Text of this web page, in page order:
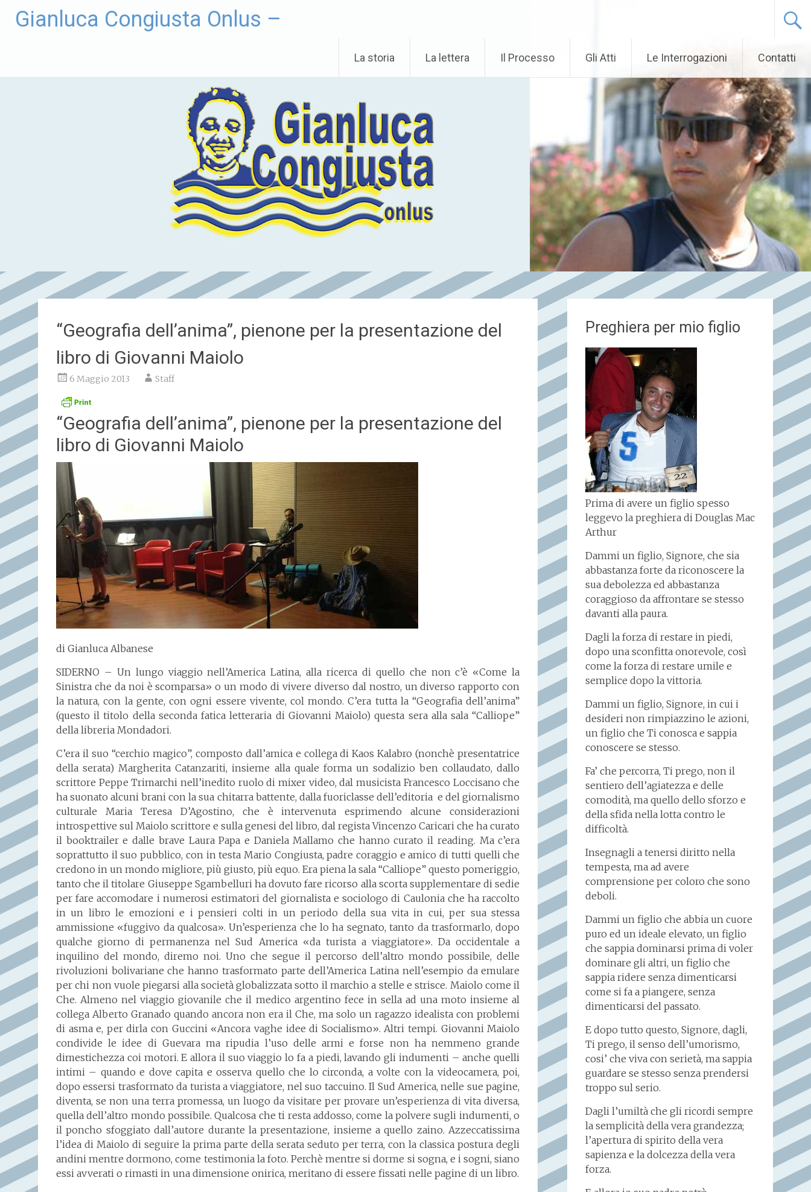
Gianluca Congiusta Onlus –
La storia La lettera Il Processo Gli Atti Le Interrogazioni Contatti
“Geografia dell’anima”, pienone per la presentazione del
libro di Giovanni Maiolo
6 Maggio 2013 Staff
“Geografia dell’anima”, pienone per la presentazione del
libro di Giovanni Maiolo
di Gianluca Albanese
SIDERNO – Un lungo viaggio nell’America Latina, alla ricerca di quello che non c’è «Come la
Sinistra che da noi è scomparsa» o un modo di vivere diverso dal nostro, un diverso rapporto con
la natura, con la gente, con ogni essere vivente, col mondo. C’era tutta la “Geografia dell’anima”
(questo il titolo della seconda fatica letteraria di Giovanni Maiolo) questa sera alla sala “Calliope”
della libreria Mondadori.
C’era il suo “cerchio magico”, composto dall’amica e collega di Kaos Kalabro (nonchè presentatrice
della serata) Margherita Catanzariti, insieme alla quale forma un sodalizio ben collaudato, dallo
scrittore Peppe Trimarchi nell’inedito ruolo di mixer video, dal musicista Francesco Loccisano che
ha suonato alcuni brani con la sua chitarra battente, dalla fuoriclasse dell’editoria e del giornalismo
culturale Maria Teresa D’Agostino, che è intervenuta esprimendo alcune considerazioni
introspettive sul Maiolo scrittore e sulla genesi del libro, dal regista Vincenzo Caricari che ha curato
il booktrailer e dalle brave Laura Papa e Daniela Mallamo che hanno curato il reading. Ma c’era
soprattutto il suo pubblico, con in testa Mario Congiusta, padre coraggio e amico di tutti quelli che
credono in un mondo migliore, più giusto, più equo. Era piena la sala “Calliope” questo pomeriggio,
tanto che il titolare Giuseppe Sgambelluri ha dovuto fare ricorso alla scorta supplementare di sedie
per fare accomodare i numerosi estimatori del giornalista e sociologo di Caulonia che ha raccolto
in un libro le emozioni e i pensieri colti in un periodo della sua vita in cui, per sua stessa
ammissione «fuggivo da qualcosa». Un’esperienza che lo ha segnato, tanto da trasformarlo, dopo
qualche giorno di permanenza nel Sud America «da turista a viaggiatore». Da occidentale a
inquilino del mondo, diremo noi. Uno che segue il percorso dell’altro mondo possibile, delle
rivoluzioni bolivariane che hanno trasformato parte dell’America Latina nell’esempio da emulare
per chi non vuole piegarsi alla società globalizzata sotto il marchio a stelle e strisce. Maiolo come il
Che. Almeno nel viaggio giovanile che il medico argentino fece in sella ad una moto insieme al
collega Alberto Granado quando ancora non era il Che, ma solo un ragazzo idealista con problemi
di asma e, per dirla con Guccini «Ancora vaghe idee di Socialismo». Altri tempi. Giovanni Maiolo
condivide le idee di Guevara ma ripudia l’uso delle armi e forse non ha nemmeno grande
dimestichezza coi motori. E allora il suo viaggio lo fa a piedi, lavando gli indumenti – anche quelli
intimi – quando e dove capita e osserva quello che lo circonda, a volte con la videocamera, poi,
dopo essersi trasformato da turista a viaggiatore, nel suo taccuino. Il Sud America, nelle sue pagine,
diventa, se non una terra promessa, un luogo da visitare per provare un’esperienza di vita diversa,
quella dell’altro mondo possibile. Qualcosa che ti resta addosso, come la polvere sugli indumenti, o
il poncho sfoggiato dall’autore durante la presentazione, insieme a quello zaino. Azzeccatissima
l’idea di Maiolo di seguire la prima parte della serata seduto per terra, con la classica postura degli
andini mentre dormono, come testimonia la foto. Perchè mentre si dorme si sogna, e i sogni, siano
essi avverati o rimasti in una dimensione onirica, meritano di essere fissati nelle pagine di un libro.
Preghiera per mio figlio
Prima di avere un figlio spesso
leggevo la preghiera di Douglas Mac
Arthur
Dammi un figlio, Signore, che sia
abbastanza forte da riconoscere la
sua debolezza ed abbastanza
coraggioso da affrontare se stesso
davanti alla paura.
Dagli la forza di restare in piedi,
dopo una sconfitta onorevole, così
come la forza di restare umile e
semplice dopo la vittoria.
Dammi un figlio, Signore, in cui i
desideri non rimpiazzino le azioni,
un figlio che Ti conosca e sappia
conoscere se stesso.
Fa’ che percorra, Ti prego, non il
sentiero dell’agiatezza e delle
comodità, ma quello dello sforzo e
della sfida nella lotta contro le
difficoltà.
Insegnagli a tenersi diritto nella
tempesta, ma ad avere
comprensione per coloro che sono
deboli.
Dammi un figlio che abbia un cuore
puro ed un ideale elevato, un figlio
che sappia dominarsi prima di voler
dominare gli altri, un figlio che
sappia ridere senza dimenticarsi
come si fa a piangere, senza
dimenticarsi del passato.
E dopo tutto questo, Signore, dagli,
Ti prego, il senso dell’umorismo,
cosi’ che viva con serietà, ma sappia
guardare se stesso senza prendersi
troppo sul serio.
Dagli l’umiltà che gli ricordi sempre
la semplicità della vera grandezza;
l’apertura di spirito della vera
sapienza e la dolcezza della vera
forza.